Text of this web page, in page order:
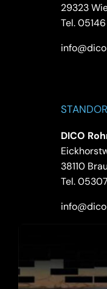
29323
Tel.
DICO
38110
Tel.